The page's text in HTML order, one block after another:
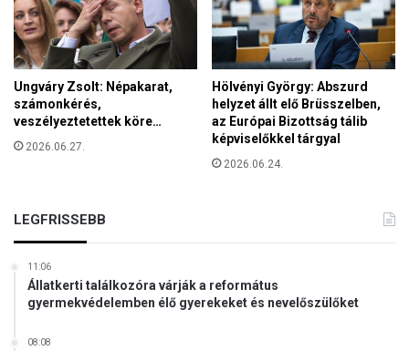
Ungváry Zsolt: Népakarat,
számonkérés,
veszélyeztetettek köre…
2026.06.27.
Hölvényi György: Abszurd
helyzet állt elő Brüsszelben,
az Európai Bizottság tálib
képviselőkkel tárgyal
2026.06.24.
LEGFRISSEBB
11:06
Állatkerti találkozóra várják a református
gyermekvédelemben élő gyerekeket és nevelőszülőket
08:08